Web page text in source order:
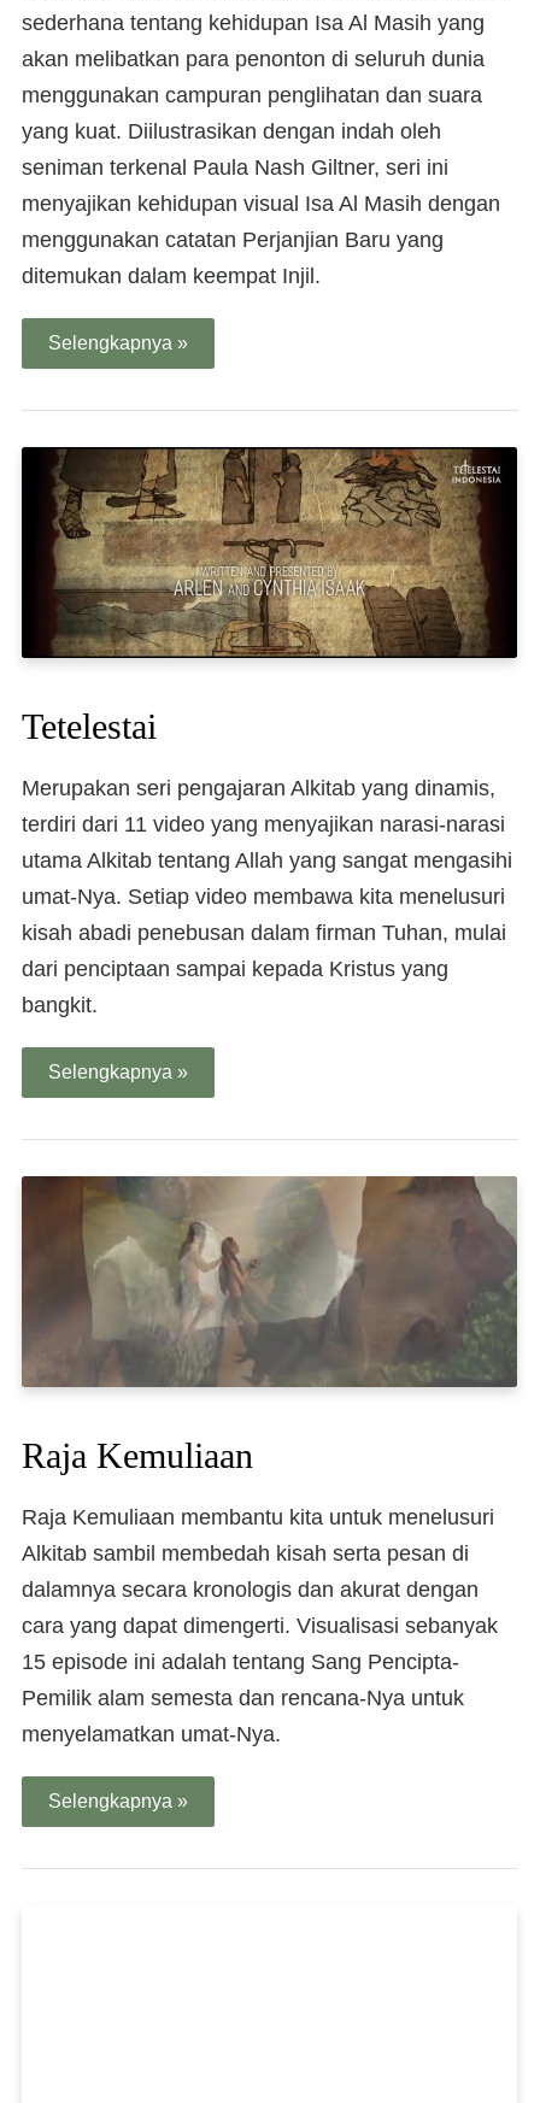
sederhana tentang kehidupan Isa Al Masih yang
akan melibatkan para penonton di seluruh dunia
menggunakan campuran penglihatan dan suara
yang kuat. Diilustrasikan dengan indah oleh
seniman terkenal Paula Nash Giltner, seri ini
menyajikan kehidupan visual Isa Al Masih dengan
menggunakan catatan Perjanjian Baru yang
ditemukan dalam keempat Injil.
Selengkapnya »
Tetelestai
Merupakan seri pengajaran Alkitab yang dinamis,
terdiri dari 11 video yang menyajikan narasi-narasi
utama Alkitab tentang Allah yang sangat mengasihi
umat-Nya. Setiap video membawa kita menelusuri
kisah abadi penebusan dalam firman Tuhan, mulai
dari penciptaan sampai kepada Kristus yang
bangkit.
Selengkapnya »
Raja Kemuliaan
Raja Kemuliaan membantu kita untuk menelusuri
Alkitab sambil membedah kisah serta pesan di
dalamnya secara kronologis dan akurat dengan
cara yang dapat dimengerti. Visualisasi sebanyak
15 episode ini adalah tentang Sang Pencipta-
Pemilik alam semesta dan rencana-Nya untuk
menyelamatkan umat-Nya.
Selengkapnya »